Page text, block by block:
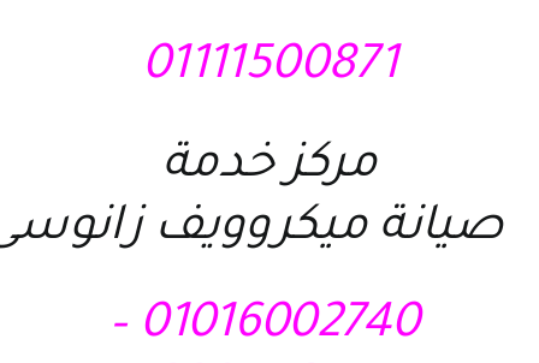
01111500871
مركز خدمة
صيانة ميكروويف
01016002740 –